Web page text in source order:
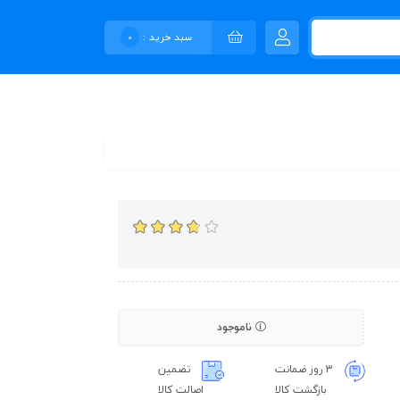
سبد خرید : 0
ناموجود
3 روز ضمانت
بازگشت کالا
تضمین
اصالت کالا